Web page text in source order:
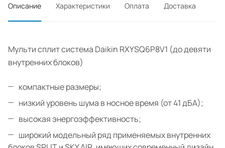
Описание Характеристики Оплата Доставка
Мульти сплит система Daikin RXYSQ6P8V1 (до девяти
внутренних блоков)
компактные размеры;
низкий уровень шума в носное время (от 41 дБА);
высокая энергоэффективность;
широкий модельный ряд применяемых внутренних